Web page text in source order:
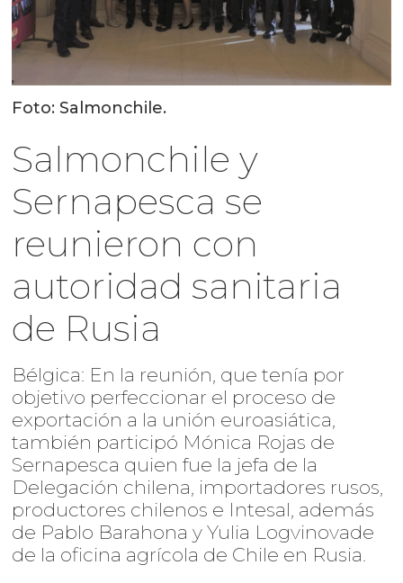
Foto: Salmonchile.
Salmonchile y
Sernapesca se
reunieron con
autoridad sanitaria
de Rusia
Bélgica: En la reunión, que tenía por
objetivo perfeccionar el proceso de
exportación a la unión euroasiática,
también participó Mónica Rojas de
Sernapesca quien fue la jefa de la
Delegación chilena, importadores rusos,
productores chilenos e Intesal, además
de Pablo Barahona y Yulia Logvinovade
de la oficina agrícola de Chile en Rusia.